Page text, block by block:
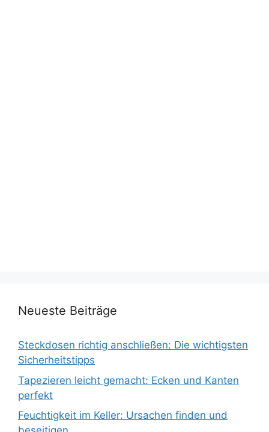
Neueste Beiträge
Steckdosen richtig anschließen: Die wichtigsten
Sicherheitstipps
Tapezieren leicht gemacht: Ecken und Kanten
perfekt
Feuchtigkeit im Keller: Ursachen finden und